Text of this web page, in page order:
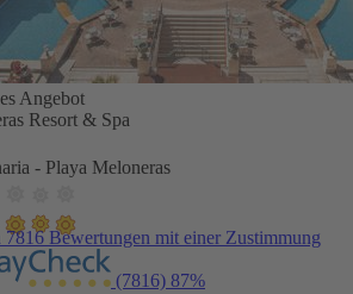
Angebot
Resort & Spa
- Playa Meloneras
7816 Bewertungen mit einer Zustimmung
(7816) 87%